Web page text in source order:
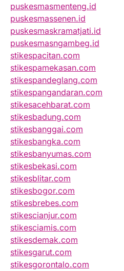
puskesmasmenteng.id
puskesmassenen.id
puskesmaskramatjati.id
puskesmasngambeg.id
stikespacitan.com
stikespamekasan.com
stikespandeglang.com
stikespangandaran.com
stikesacehbarat.com
stikesbadung.com
stikesbanggai.com
stikesbangka.com
stikesbanyumas.com
stikesbekasi.com
stikesblitar.com
stikesbogor.com
stikesbrebes.com
stikescianjur.com
stikesciamis.com
stikesdemak.com
stikesgarut.com
stikesgorontalo.com